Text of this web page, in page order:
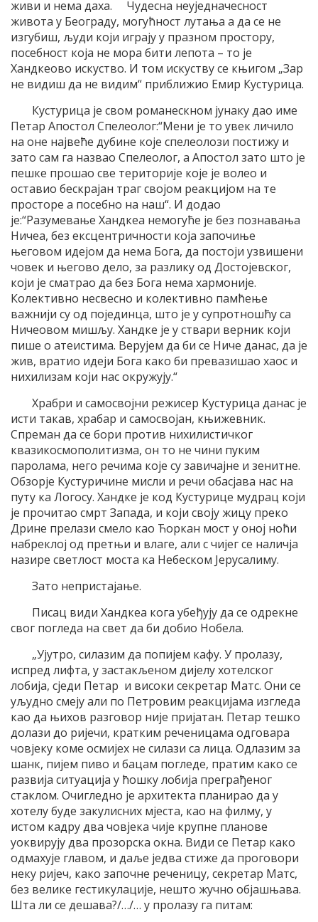
живи и нема даха. Чудесна неуједначесност
живота у Београду, могућност лутања а да се не
изгубиш, људи који играју у празном простору,
посебност која не мора бити лепота – то је
Хандкеово искуство. И том искуству се књигом „Зар
не видиш да не видим“ приближио Емир Кустурица.
Кустурица је свом романескном јунаку дао име
Петар Апостол Спелеолог:“Мени је то увек личило
на оне највеће дубине које спелеолози постижу и
зато сам га назвао Спелеолог, а Апостол зато што је
пешке прошао све територије које је волео и
оставио бескрајан траг својом реакцијом на те
просторе а посебно на наш“. И додао
је:“Разумевање Хандкеа немогуће је без познавања
Ничеа, без ексцентричности која започиње
његовом идејом да нема Бога, да постоји узвишени
човек и његово дело, за разлику од Достојевског,
који је сматрао да без Бога нема хармоније.
Колективно несвесно и колективно памћење
важнији су од појединца, што је у супротношћу са
Ничеовом мишљу. Хандке је у ствари верник који
пише о атеистима. Верујем да би се Ниче данас, да је
жив, вратио идеји Бога како би превазишао хаос и
нихилизам који нас окружују.“
Храбри и самосвојни режисер Кустурица данас је
исти такав, храбар и самосвојан, књижевник.
Спреман да се бори против нихилистичког
квазикосмополитизма, он то не чини пуким
паролама, него речима које су завичајне и зенитне.
Обзорје Кустуричине мисли и речи обасјава нас на
путу ка Логосу. Хандке је код Кустурице мудрац који
је прочитао смрт Запада, и који своју жицу преко
Дрине прелази смело као Ћоркан мост у оној ноћи
набреклој од претњи и влаге, али с чијег се наличја
назире светлост моста ка Небеском Јерусалиму.
Зато непристајање.
Писац види Хандкеа кога убеђују да се одрекне
свог погледа на свет да би добио Нобела.
„Ујутро, силазим да попијем кафу. У пролазу,
испред лифта, у застакљеном дијелу хотелског
лобија, сједи Петар и високи секретар Матс. Они се
уљудно смеју али по Петровим реакцијама изгледа
као да њихов разговор није пријатан. Петар тешко
долази до ријечи, кратким реченицама одговара
човјеку коме осмијех не силази са лица. Одлазим за
шанк, пијем пиво и бацам погледе, пратим како се
развија ситуација у ћошку лобија преграђеног
стаклом. Очигледно је архитекта планирао да у
хотелу буде закулисних мјеста, као на филму, у
истом кадру два човјека чије крупне планове
уоквирују два прозорска окна. Види се Петар како
одмахује главом, и даље једва стиже да проговори
неку ријеч, како започне реченицу, секретар Матс,
без велике гестикулације, нешто жучно објашњава.
Шта ли се дешава?/…/… у пролазу га питам: